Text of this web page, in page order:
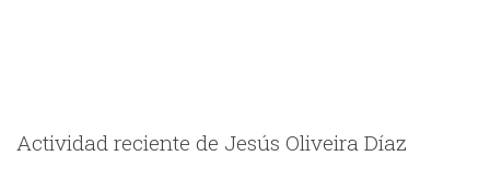
Actividad reciente de Jesús Oliveira Díaz